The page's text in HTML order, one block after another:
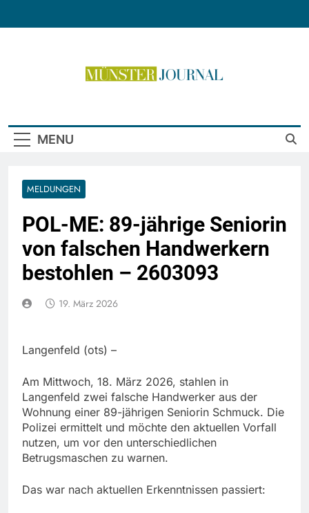
MENU
MELDUNGEN
POL-ME: 89-jährige Seniorin
von falschen Handwerkern
bestohlen – 2603093
19. März 2026
Langenfeld (ots) –
Am Mittwoch, 18. März 2026, stahlen in
Langenfeld zwei falsche Handwerker aus der
Wohnung einer 89-jährigen Seniorin Schmuck. Die
Polizei ermittelt und möchte den aktuellen Vorfall
nutzen, um vor den unterschiedlichen
Betrugsmaschen zu warnen.
Das war nach aktuellen Erkenntnissen passiert: